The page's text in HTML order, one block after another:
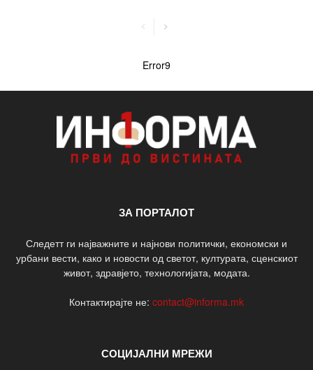
Error9
ЗА ПОРТАЛОТ
Следетт ги најважните и најнови политички, економски и
урбани вести, како и новости од светот, културата, сценскиот
живот, здравјето, технологијата, модата.
Контактирајте не: contact@informa.mk
СОЦИЈАЛНИ МРЕЖИ